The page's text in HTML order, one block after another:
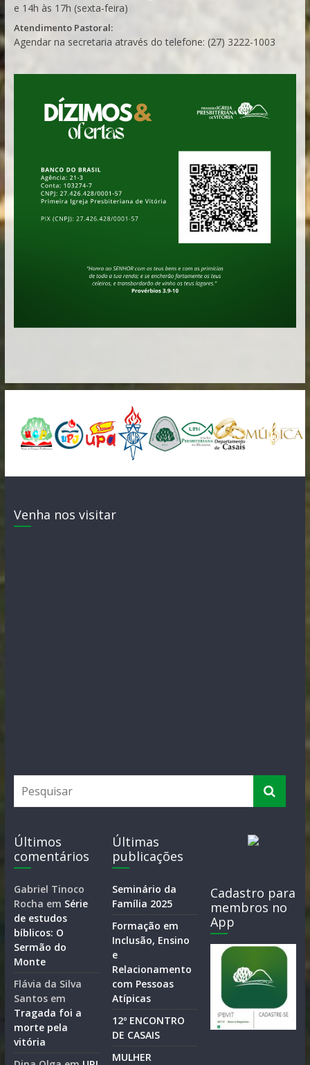
e 14h às 17h (sexta-feira)
Atendimento Pastoral:
Agendar na secretaria através do telefone: (27) 3222-1003
Venha nos visitar
Últimos
comentários
Gabriel Tinoco
Rocha em Série
de estudos
bíblicos: O
Sermão do
Monte
Flávia da Silva
Santosem
Tragada foi a
morte pela
vitória
Últimas
publicações
Seminário da
Família 2025
Formação em
Inclusão, Ensino
e
Relacionamento
com Pessoas
Atípicas
12º ENCONTRO
DE CASAIS
MULHER
Cadastro para
membros no
App